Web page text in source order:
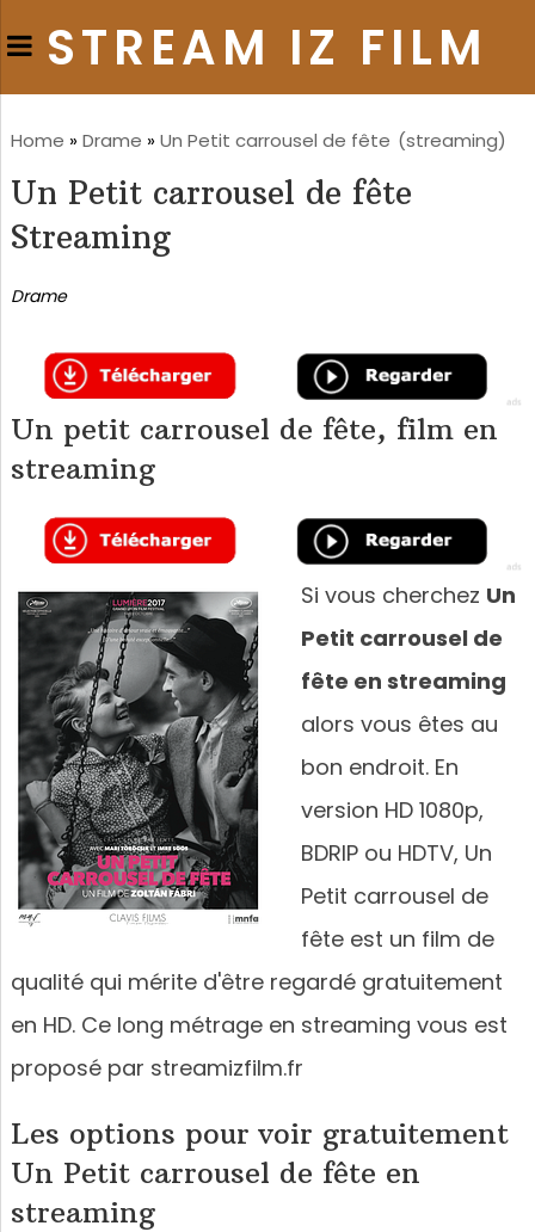
STREAM IZ FILM
Home »Drame »Un Petit carrousel de fête (streaming)
Un Petit carrousel de fête
Streaming
Drame
Un petit carrousel de fête, film en
streaming
Si vous cherchez Un
Petit carrousel de
fête en streaming
alors vous êtes au
bon endroit. En
version HD 1080p,
BDRIP ou HDTV, Un
Petit carrousel de
fête est un film de
qualité qui mérite d'être regardé gratuitement
en HD. Ce long métrage en streaming vous est
proposé par streamizfilm.fr
Les options pour voir gratuitement
Un Petit carrousel de fête en
streaming